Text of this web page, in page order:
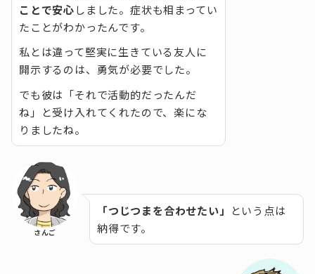
ことで安心しました。症状も相まってい
たことがわかったんです。
私とは違って堅実に生きている友人に
開示するのは、勇気が必要でした。
でも彼は「それで活動的だったんだ
ね」と受け入れてくれたので、楽にな
りましたね。
さんご
「つじつまを合わせたい 」
という点は
納得です。